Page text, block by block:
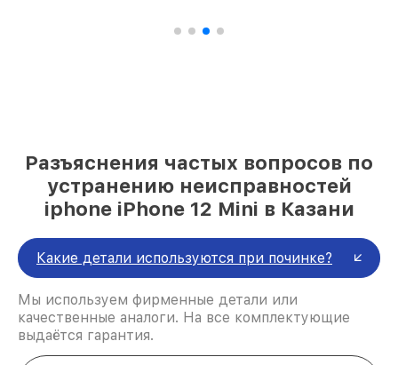
Разъяснения частых вопросов по
устранению неисправностей
iphone iPhone 12 Mini в Казани
Какие детали используются при починке?
Мы используем фирменные детали или
качественные аналоги. На все комплектующие
выдаётся гарантия.